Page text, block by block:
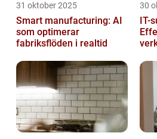
31 oktober 2025
Smart manufacturing: AI
som optimerar
fabriksflöden i realtid
30
IT-